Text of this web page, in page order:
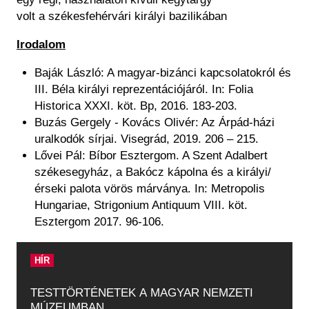
volt a székesfehérvári királyi bazilikában
Irodalom
Baják László: A magyar-bizánci kapcsolatokról és
III. Béla királyi reprezentációjáról. In: Folia
Historica XXXI. köt. Bp, 2016. 183-203.
Buzás Gergely - Kovács Olivér: Az Árpád-házi
uralkodók sírjai. Visegrád, 2019. 206 – 215.
Lővei Pál: Bíbor Esztergom. A Szent Adalbert
székesegyház, a Bakócz kápolna és a királyi/
érseki palota vörös márványa. In: Metropolis
Hungariae, Strigonium Antiquum VIII. köt.
Esztergom 2017. 96-106.
HÍR
TESTTÖRTÉNETEK A MAGYAR NEMZETI